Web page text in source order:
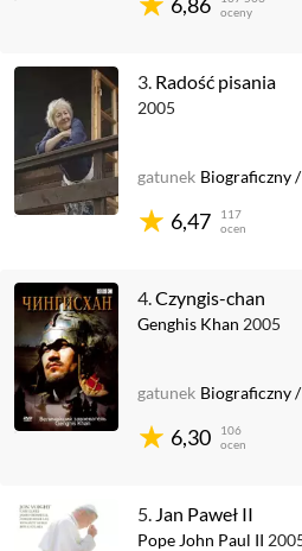
oceny
3. Radość pisania
2005
6,47
117
ocen
gatunek Biograficzny/
4.Czyngis-chan
Genghis Khan 2005
6,30
106
ocen
gatunek Biograficzny/
5. Jan Paweł II
Pope John Paul II